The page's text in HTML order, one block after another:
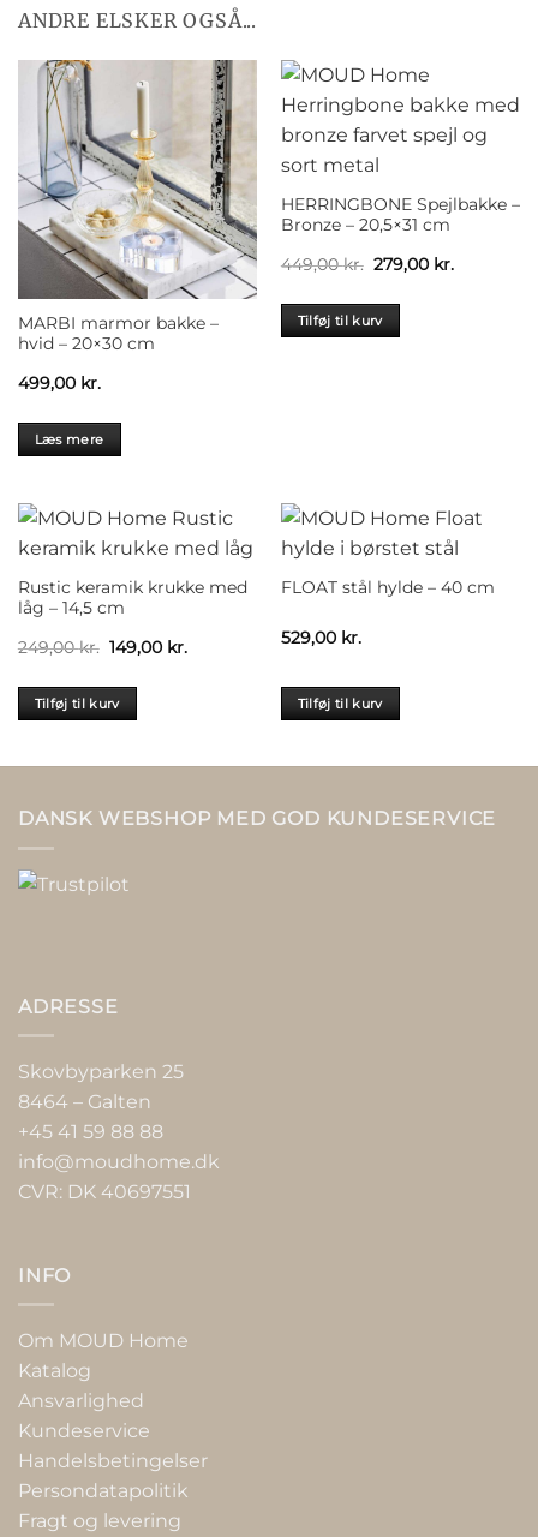
ANDRE ELSKER OGSÅ...
MARBI marmor bakke –
hvid – 20×30 cm
499,00 kr.
Læs mere
HERRINGBONE Spejlbakke –
Bronze – 20,5×31 cm
449,00kr. Den
oprindelige
var:
449,00 kr..
279,00 kr.
Tilføj til kurv
Rustic keramik krukke med
låg – 14,5 cm
249,00kr. Den
oprindelige
var:
249,00 kr..
149,00 kr.
Tilføj til kurv
FLOAT stål hylde – 40 cm
529,00 kr.
Tilføj til kurv
DANSK WEBSHOP MED GOD KUNDESERVICE
ADRESSE
Skovbyparken 25
8464 – Galten
+45 41 59 88 88
info@moudhome.dk
CVR: DK 40697551
INFO
Om MOUD Home
Katalog
Ansvarlighed
Kundeservice
Handelsbetingelser
Persondatapolitik
Fragt og levering